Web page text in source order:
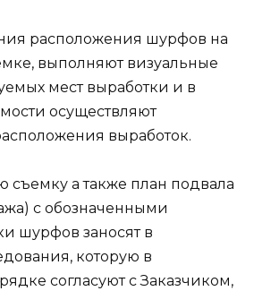
расположения шурфов на
выполняют визуальные
мест выработки и в
осуществляют
выработок.
съемку а также план подвала
с обозначенными
шурфов заносят в
которую в
согласуют с Заказчиком,